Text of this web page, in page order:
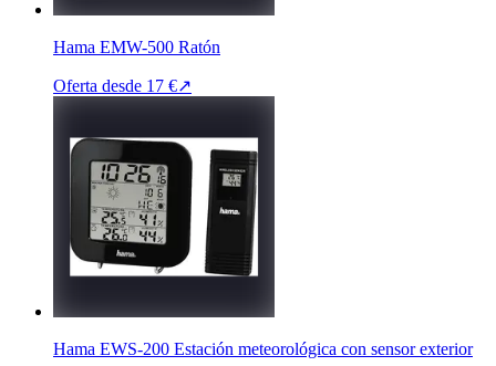
Hama EMW-500 Ratón
Oferta desde 17 €↗
Hama EWS-200 Estación meteorológica con sensor exterior